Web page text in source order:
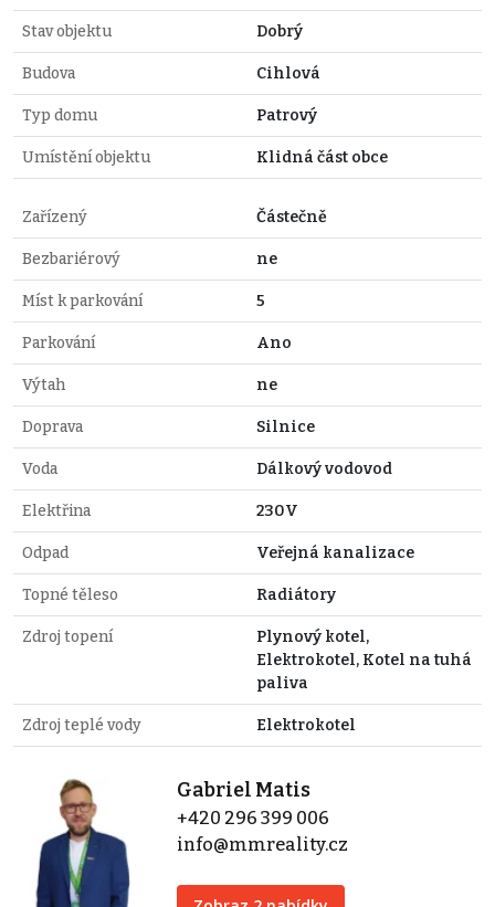
Stav objektu Dobrý
Budova Cihlová
Typ domu Patrový
Umístění objektu Klidná část obce
Zařízený Částečně
Bezbariérový ne
Míst k parkování 5
Parkování Ano
Výtah ne
Doprava Silnice
Voda Dálkový vodovod
Elektřina 230V
Odpad Veřejná kanalizace
Topné těleso Radiátory
Zdroj topení
Plynový kotel,
Elektrokotel, Kotel na tuhá
paliva
Zdroj teplé vody Elektrokotel
Gabriel Matis
+420 296 399 006
info@mmreality.cz